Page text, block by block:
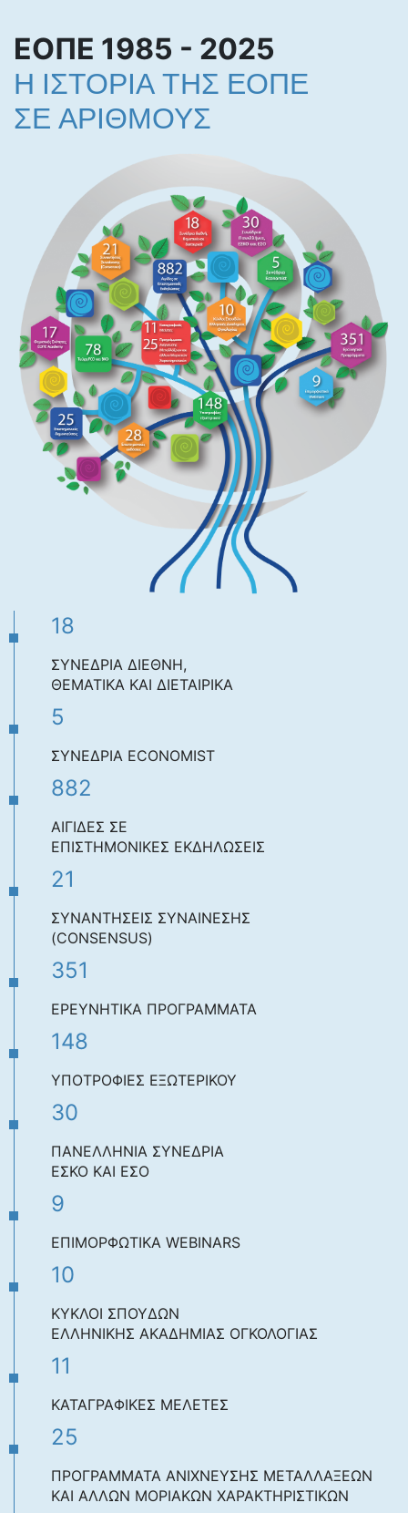
ΕΟΠΕ 1985 - 2025
Η ΙΣΤΟΡΙΑ ΤΗΣ ΕΟΠΕ
ΣΕ ΑΡΙΘΜΟΥΣ
18
ΣΥΝΕΔΡΙΑ ΔΙΕΘΝΗ,
ΘΕΜΑΤΙΚΑ ΚΑΙ ΔΙΕΤΑΙΡΙΚΑ
5
ΣΥΝΕΔΡΙΑ ECONOMIST
882
ΑΙΓΙΔΕΣ ΣΕ
ΕΠΙΣΤΗΜΟΝΙΚΕΣ ΕΚΔΗΛΩΣΕΙΣ
21
ΣΥΝΑΝΤΗΣΕΙΣ ΣΥΝΑΙΝΕΣΗΣ
(CONSENSUS)
351
ΕΡΕΥΝΗΤΙΚΑ ΠΡΟΓΡΑΜΜΑΤΑ
148
ΥΠΟΤΡΟΦΙΕΣ ΕΞΩΤΕΡΙΚΟΥ
30
ΠΑΝΕΛΛΗΝΙΑ ΣΥΝΕΔΡΙΑ
ΕΣΚΟ ΚΑΙ ΕΣΟ
9
ΕΠΙΜΟΡΦΩΤΙΚΑ WEBINARS
10
ΚΥΚΛΟΙ ΣΠΟΥΔΩΝ
ΕΛΛΗΝΙΚΗΣ ΑΚΑΔΗΜΙΑΣ ΟΓΚΟΛΟΓΙΑΣ
11
ΚΑΤΑΓΡΑΦΙΚΕΣ ΜΕΛΕΤΕΣ
25
ΠΡΟΓΡΑΜΜΑΤΑ ΑΝΙΧΝΕΥΣΗΣ ΜΕΤΑΛΛΑΞΕΩΝ
ΚΑΙ ΑΛΛΩΝ ΜΟΡΙΑΚΩΝ ΧΑΡΑΚΤΗΡΙΣΤΙΚΩΝ